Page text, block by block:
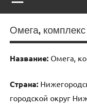
Омега,
Название: Омега,
Страна:
городской округ